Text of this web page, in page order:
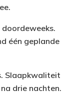
één geplande
Slaapkwaliteit
drie nachten.